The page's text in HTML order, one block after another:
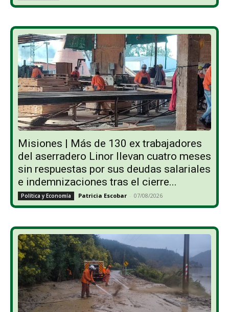
Misiones | Más de 130 ex trabajadores
del aserradero Linor llevan cuatro meses
sin respuestas por sus deudas salariales
e indemnizaciones tras el cierre...
Política y Economía Patricia Escobar - 07/08/2026